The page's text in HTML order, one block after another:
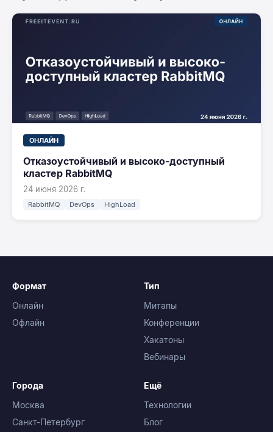
ОНЛАЙН
Отказоустойчивый и высоко-доступный
кластер RabbitMQ
24 июня 2026 г.
RabbitMQ DevOps HighLoad
Формат
Онлайн
Офлайн
Тип
Митапы
Конференции
Хакатоны
Вебинары
Города
Москва
Санкт-Петербург
Ещё
Технологии
Блог